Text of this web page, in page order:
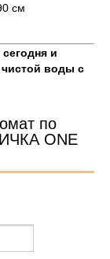
см
и
чистой воды с
по
ONE